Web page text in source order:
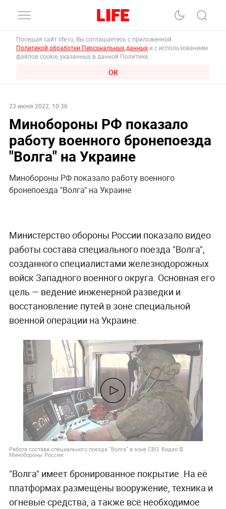
Посещая сайт life.ru, Вы соглашаетесь с приложенной
Политикой обработки Персональных данных и с использованием
файлов cookie, указанных в данной Политике.
ОК
23 июня 2022, 10:36
Минобороны РФ показало
работу военного бронепоезда
"Волга" на Украине
Минобороны РФ показало работу военного
бронепоезда "Волга" на Украине
Министерство обороны России показало видео
работы состава специального поезда "Волга",
созданного специалистами железнодорожных
войск Западного военного округа. Основная его
цель — ведение инженерной разведки и
восстановление путей в зоне специальной
военной операции на Украине.
Работа состава специального поезда "Волга" в зоне СВО. Видео ©
Минобороны России
"Волга" имеет бронированное покрытие. На её
платформах размещены вооружение, техника и
огневые средства, а также всё необходимое